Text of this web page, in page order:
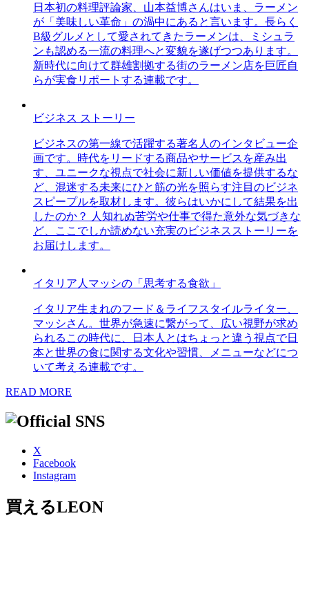
日本初の料理評論家、山本益博さんはいま、ラーメン
が「美味しい革命」の渦中にあると言います。長らく
B級グルメとして愛されてきたラーメンは、ミシュラ
ンも認める一流の料理へと変貌を遂げつつあります。
新時代に向けて群雄割拠する街のラーメン店を巨匠自
らが実食リポートする連載です。
ビジネス ストーリー
ビジネスの第一線で活躍する著名人のインタビュー企
画です。時代をリードする商品やサービスを産み出
す、ユニークな視点で社会に新しい価値を提供するな
ど、混迷する未来にひと筋の光を照らす注目のビジネ
スピープルを取材します。彼らはいかにして結果を出
したのか？ 人知れぬ苦労や仕事で得た意外な気づきな
ど、ここでしか読めない充実のビジネスストーリーを
お届けします。
イタリア人マッシの「思考する食欲」
イタリア生まれのフード＆ライフスタイルライター、
マッシさん。世界が急速に繋がって、広い視野が求め
られるこの時代に、日本人とはちょっと違う視点で日
本と世界の食に関する文化や習慣、メニューなどにつ
いて考える連載です。
READ MORE
X
Facebook
Instagram
買えるLEON